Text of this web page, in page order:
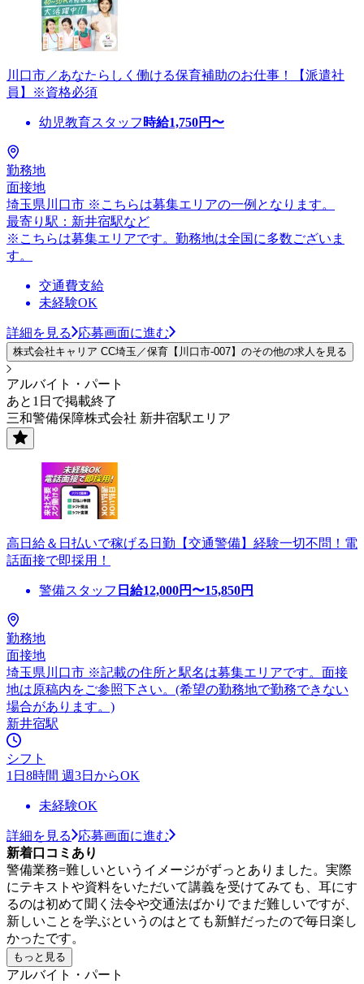
川口市／あなたらしく働ける保育補助のお仕事！【派遣社
員】※資格必須
幼児教育スタッフ 時給1,750円〜
勤務地
面接地
埼玉県川口市 ※こちらは募集エリアの一例となります。
最寄り駅：新井宿駅など
※こちらは募集エリアです。勤務地は全国に多数ございま
す。
交通費支給
未経験OK
詳細を見る 応募画面に進む
株式会社キャリア CC埼玉／保育【川口市-007】のその他の求人を見る
アルバイト・パート
あと1日で掲載終了
三和警備保障株式会社 新井宿駅エリア
高日給＆日払いで稼げる日勤【交通警備】経験一切不問！電
話面接で即採用！
警備スタッフ 日給12,000円〜15,850円
勤務地
面接地
埼玉県川口市 ※記載の住所と駅名は募集エリアです。面接
地は原稿内をご参照下さい。(希望の勤務地で勤務できない
場合があります。)
新井宿駅
シフト
1日8時間 週3日からOK
未経験OK
詳細を見る
応募画面に進む
新着口コミあり
警備業務=難しいというイメージがずっとありました。実際
にテキストや資料をいただいて講義を受けてみても、耳にす
るのは初めて聞く法令や交通法ばかりでまだ難しいですが、
新しいことを学ぶというのはとても新鮮だったので毎日楽し
かったです。
もっと見る
アルバイト・パート